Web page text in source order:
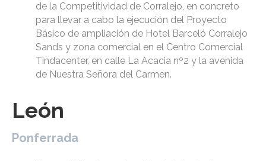
de la Competitividad de Corralejo, en concreto
para llevar a cabo la ejecución del Proyecto
Básico de ampliación de Hotel Barceló Corralejo
Sands y zona comercial en el Centro Comercial
Tindacenter, en calle La Acacia nº2 y la avenida
de Nuestra Señora del Carmen.
León
Ponferrada